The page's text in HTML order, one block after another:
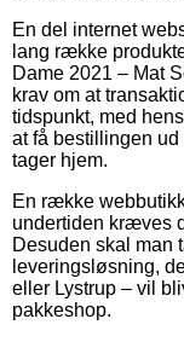
En del internet
lang række
Dame 2021 – Mat
krav om at
tidspunkt, med
at få bestillingen
tager hjem.
En række
undertiden kræves
Desuden skal man
leveringsløsning,
eller Lystrup – vil
pakkeshop.